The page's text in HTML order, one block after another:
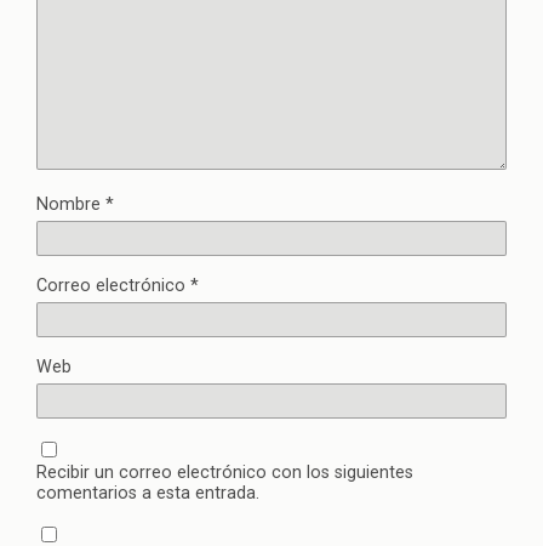
Nombre *
Correo electrónico *
Web
Recibir un correo electrónico con los siguientes
comentarios a esta entrada.